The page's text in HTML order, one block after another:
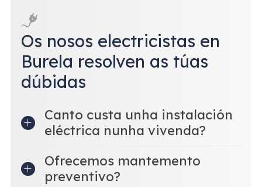
Os nosos electricistas en
Burela resolven as túas
dúbidas
Canto custa unha instalación
eléctrica nunha vivenda?
Ofrecemos mantemento
preventivo?